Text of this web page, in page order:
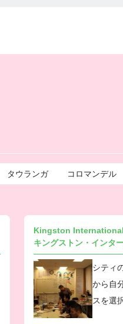
タウランガ コロマンデル
Kingston
キングストン・インタ
シティ
から自
スを選